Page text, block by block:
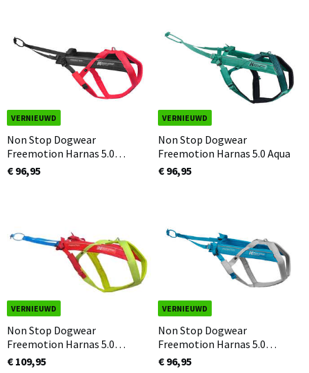
VERNIEUWD
Non Stop Dogwear
Freemotion Harnas 5.0
Roze/Grijs
€ 96,95
VERNIEUWD
Non Stop Dogwear
Freemotion Harnas 5.0 Aqua
€ 96,95
VERNIEUWD
Non Stop Dogwear
Freemotion Harnas 5.0
LIMITED EDITION
€ 109,95
VERNIEUWD
Non Stop Dogwear
Freemotion Harnas 5.0
Blauw/Grijs
€ 96,95